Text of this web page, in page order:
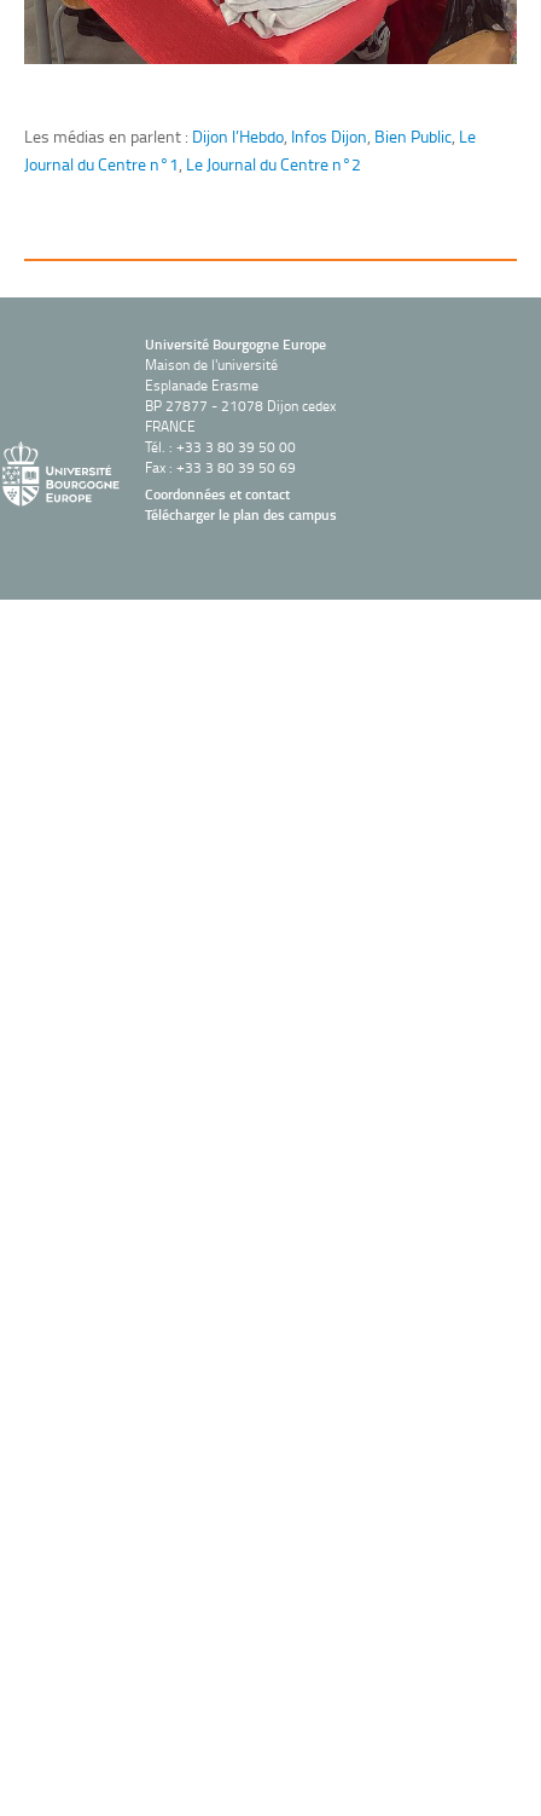
Les médias en parlent : Dijon l’Hebdo, Infos Dijon, Bien Public, Le
Journal du Centre n°1, Le Journal du Centre n°2
Université Bourgogne Europe
Maison de l'université
Esplanade Erasme
BP 27877 - 21078 Dijon cedex
FRANCE
Tél. : +33 3 80 39 50 00
Fax : +33 3 80 39 50 69
Coordonnées et contact
Télécharger le plan des campus